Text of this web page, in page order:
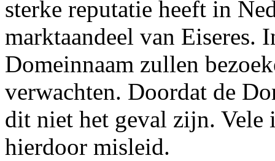
sterke reputatie heeft in
marktaandeel van Eiseres.
Domeinnaam zullen
verwachten. Doordat de
dit niet het geval zijn. Vele
hierdoor misleid.